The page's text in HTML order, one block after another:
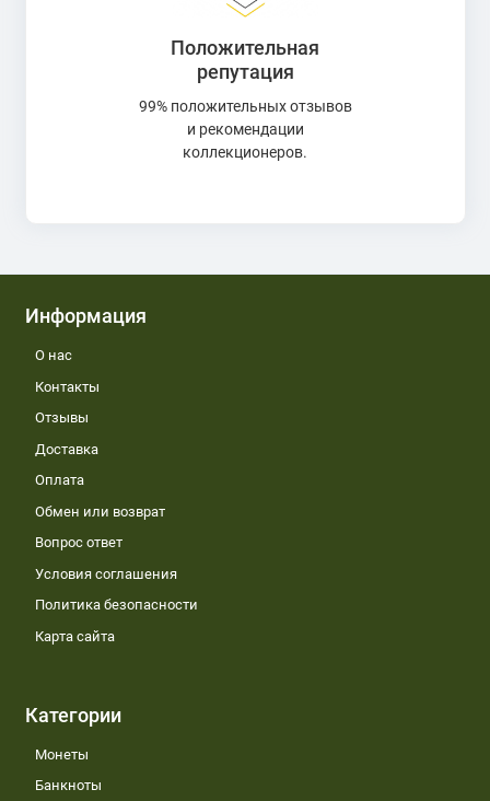
Положительная
репутация
99% положительных отзывов
и рекомендации
коллекционеров.
Информация
О нас
Контакты
Отзывы
Доставка
Оплата
Обмен или возврат
Вопрос ответ
Условия соглашения
Политика безопасности
Карта сайта
Категории
Монеты
Банкноты